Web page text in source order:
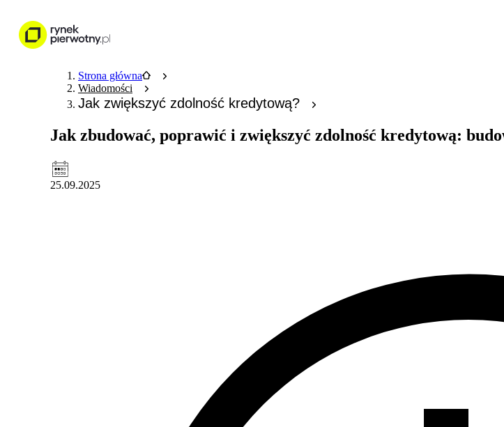
Nieruchomości
Strona główna
Wiadomości
Jak zwiększyć zdolność kredytową?
Jak zbudować, poprawić i zwiększyć zdolność kredytową:
25.09.2025